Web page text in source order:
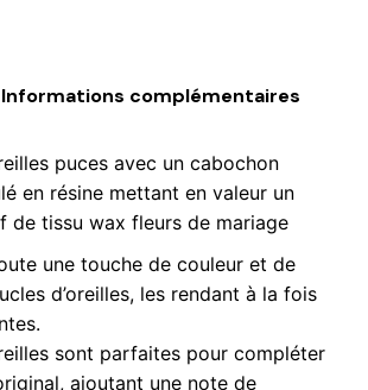
Informations complémentaires
puces avec un cabochon
en résine mettant en valeur un
de tissu wax fleurs de mariage
une touche de couleur et de
d’oreilles, les rendant à la fois
sont parfaites pour compléter
ajoutant une note de
cm, 1,6 cm